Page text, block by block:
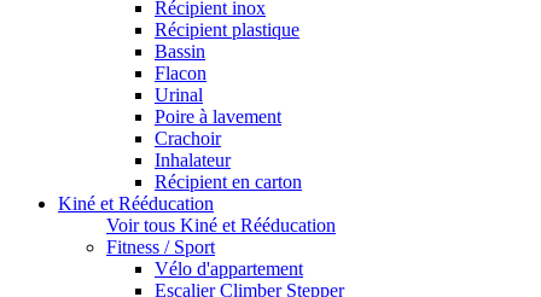
Récipient inox
Récipient plastique
Bassin
Flacon
Urinal
Poire à lavement
Crachoir
Inhalateur
Récipient en carton
Kiné et Rééducation
Voir tous Kiné et Rééducation
Fitness / Sport
Vélo d'appartement
Escalier Climber Stepper